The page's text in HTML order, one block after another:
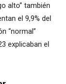
alto” también
el 9,9% del
“normal”
explicaban el